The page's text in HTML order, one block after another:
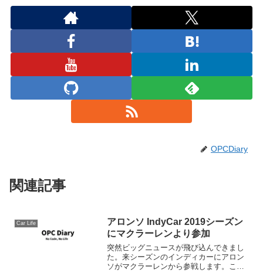
OPCDiary
関連記事
Car Life
アロンソ IndyCar 2019シーズン
にマクラーレンより参加
突然ビッグニュースが飛び込んできまし
た。来シーズンのインディカーにアロン
ソがマクラーレンから参戦します。これ